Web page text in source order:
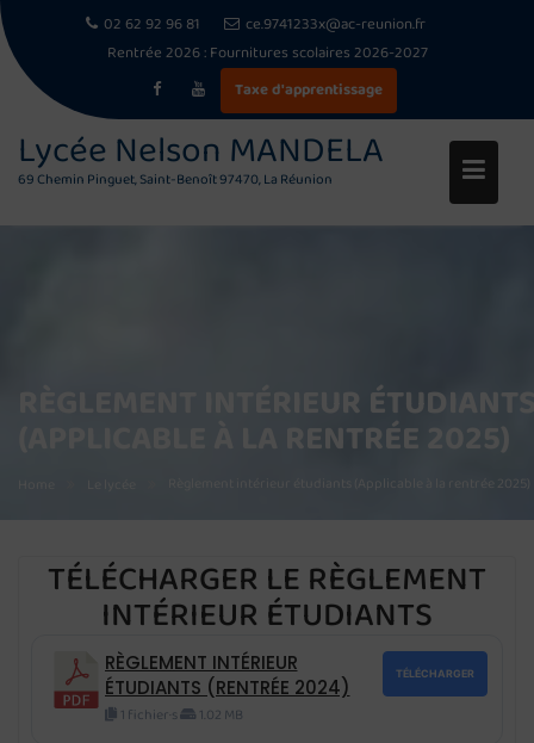
02 62 92 96 81
ce.9741233x@ac-reunion.fr
Rentrée 2026 : Fournitures scolaires 2026-2027
Taxe d'apprentissage
Lycée Nelson MANDELA
69 Chemin Pinguet, Saint-Benoît 97470, La Réunion
RÈGLEMENT INTÉRIEUR
(APPLICABLE À LA RENTRÉE 2025)
Règlement intérieur étudiants (Applicable à la rentrée 2025)
TÉLÉCHARGER LE RÈGLEMENT
INTÉRIEUR ÉTUDIANTS
RÈGLEMENT INTÉRIEUR
ÉTUDIANTS (RENTRÉE 2024)
1 fichier·s 1.02 MB
TÉLÉCHARGER